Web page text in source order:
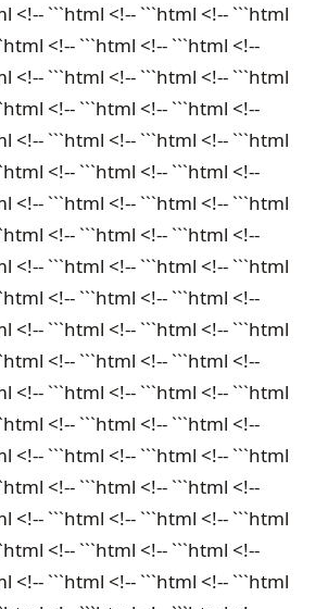
<!-- ```html <!-- ```html <!-- ```html
<!-- ```html <!-- ```html <!--
<!-- ```html <!-- ```html <!-- ```html
<!-- ```html <!-- ```html <!--
<!-- ```html <!-- ```html <!-- ```html
<!-- ```html <!-- ```html <!--
<!-- ```html <!-- ```html <!-- ```html
<!-- ```html <!-- ```html <!--
<!-- ```html <!-- ```html <!-- ```html
<!-- ```html <!-- ```html <!--
<!-- ```html <!-- ```html <!-- ```html
<!-- ```html <!-- ```html <!--
<!-- ```html <!-- ```html <!-- ```html
<!-- ```html <!-- ```html <!--
<!-- ```html <!-- ```html <!-- ```html
<!-- ```html <!-- ```html <!--
<!-- ```html <!-- ```html <!-- ```html
<!-- ```html <!-- ```html <!--
<!-- ```html <!-- ```html <!-- ```html